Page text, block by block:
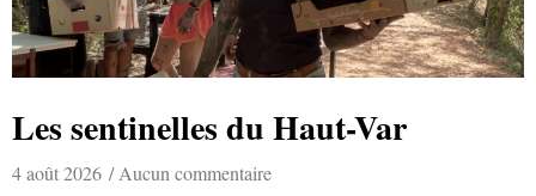
Les sentinelles du Haut-Var
4 août 2026
Aucun commentaire